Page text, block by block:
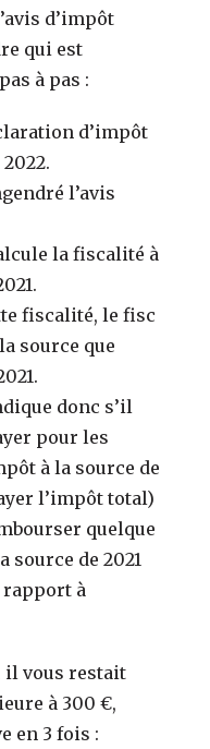
d’impôt
qui est
à pas :
d’impôt
l’avis
la fiscalité à
fiscalité, le fisc
source que
donc s’il
pour les
à la source de
l’impôt total)
quelque
source de 2021
à
il vous restait
à 300 €,
en 3 fois :